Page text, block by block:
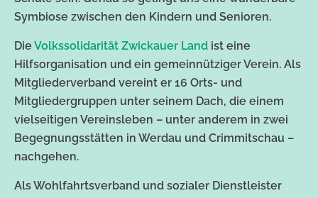
Symbiose zwischen den Kindern und Senioren.
Die Volkssolidarität Zwickauer Land ist eine
Hilfsorganisation und ein gemeinnütziger Verein. Als
Mitgliederverband vereint er 16 Orts- und
Mitgliedergruppen unter seinem Dach, die einem
vielseitigen Vereinsleben – unter anderem in zwei
Begegnungsstätten in Werdau und Crimmitschau –
nachgehen.
Als Wohlfahrtsverband und sozialer Dienstleister